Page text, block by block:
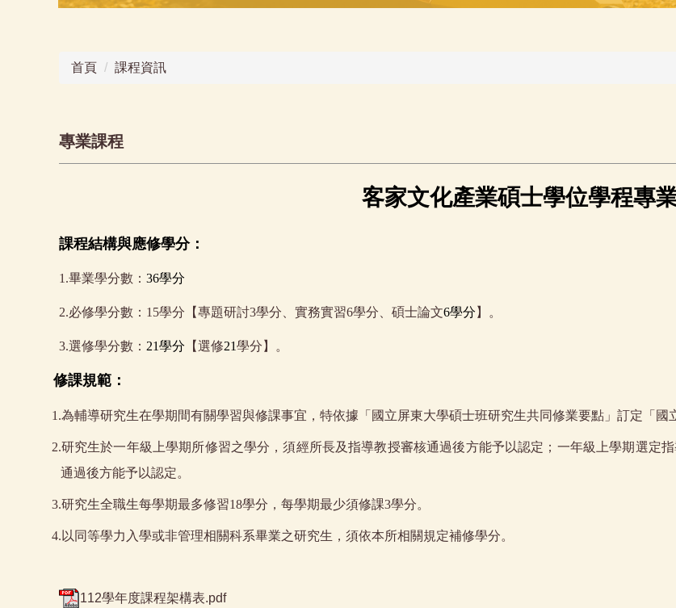
首頁 課程資訊
專業課程
客家文化產業碩士學位學程專
課程結構與應修學分：
1.畢業學分數： 36學分
2.必修學分數： 15學分【專題研討3學分、實務實習6學分、碩士論文6學分 】。
3.選修學分數： 21學分 【選修21學分】。
修課規範：
1.為輔導研究生在學期間有關學習與修課事宜，特依據「國立屏東大學碩士班研究生共同修業要點」訂定「國
2.研究生於一年級上學期所修習之學分，須經所長及指導教授審核通過後方能予以認定；一年級上學期選定
通過後方能予以認定。
3.研究生全職生每學期最多修習18學分，每學期最少須修課3學分。
4. 以同等學力入學或非管理相關科系畢業之研究生，須依本所相關規定補修學分。
112學年度課程架構表.pdf